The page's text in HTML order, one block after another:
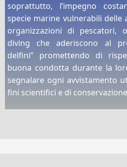
soprattutto, l’impegno
specie marine vulnerabili delle
organizzazioni di pescatori,
diving che aderiscono al
delfini” promettendo di
buona condotta durante la
segnalare ogni avvistamento
fini scientifici e di